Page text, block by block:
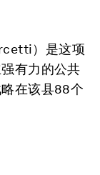
）是这项
有力的公共
在该县88个